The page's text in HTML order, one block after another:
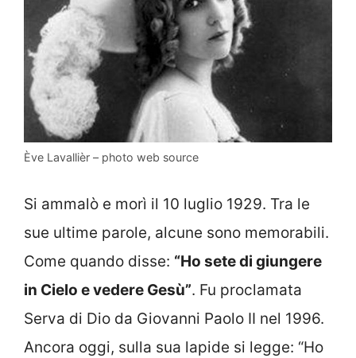
Ève Lavallièr – photo web source
Si ammalò e morì il 10 luglio 1929. Tra le
sue ultime parole, alcune sono memorabili.
Come quando disse: “Ho sete di giungere
in Cielo e vedere Gesù”. Fu proclamata
Serva di Dio da Giovanni Paolo II nel 1996.
Ancora oggi, sulla sua lapide si legge: “Ho